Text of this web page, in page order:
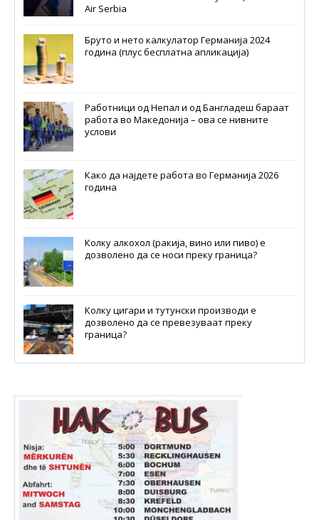
Air Serbia
Бруто и нето калкулатор Германија 2024
година (плус бесплатна апликација)
Работници од Непал и од Бангладеш бараат
работа во Македонија – ова се нивните
услови
Како да најдете работа во Германија 2026
година
Колку алкохол (ракија, вино или пиво) е
дозволено да се носи преку граница?
Колку цигари и тутунски производи е
дозволено да се превезуваат преку
граница?